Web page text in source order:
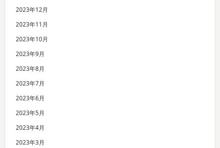
2023年12月
2023年11月
2023年10月
2023年9月
2023年8月
2023年7月
2023年6月
2023年5月
2023年4月
2023年3月